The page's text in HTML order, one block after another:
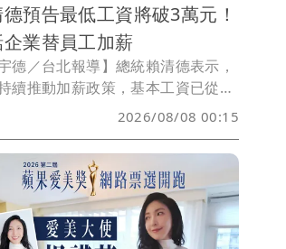
預告最低工資將破3萬元！
業替員工加薪
宇德／台北報導】總統賴清德表示，
續推動加薪政策，基本工資已從
的2萬8元提高至目前2萬9500
再調整就會突破3萬元」，並呼籲
公司在獲利成長下，應為基層員工
，讓經濟成長成果由全民共享。
2026/08/08 00:15